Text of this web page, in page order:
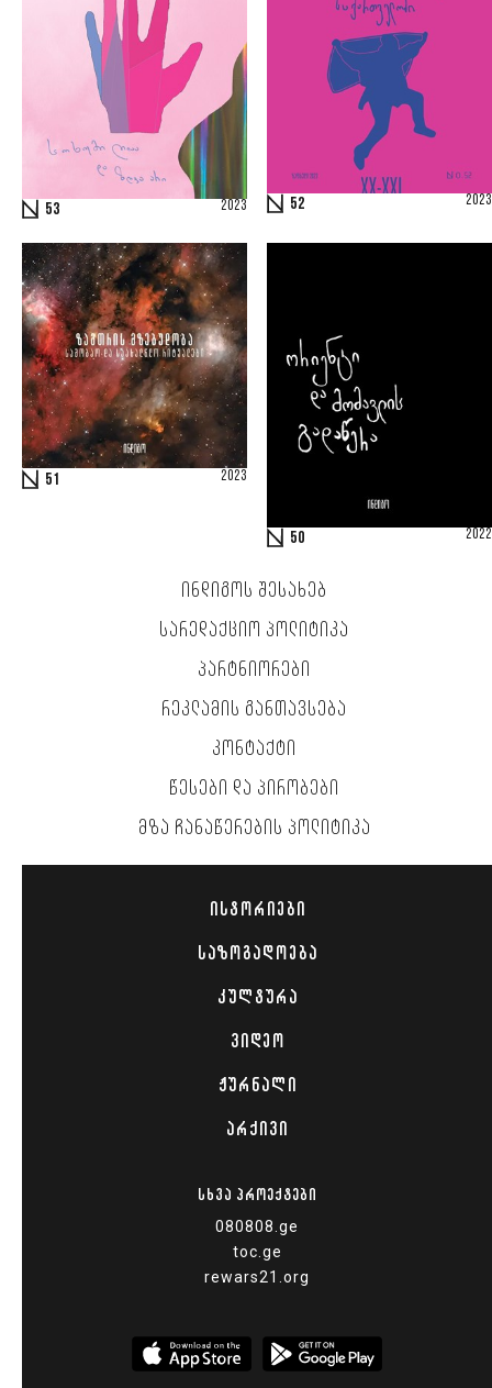
53 2023 52 2023
51 2023
50 2022
ᲘᲜᲓᲘᲒᲝᲡ ᲨᲔᲡᲐᲮᲔᲑ
ᲡᲐᲠᲔᲓᲐᲥᲪᲘᲝ ᲞᲝᲚᲘᲢᲘᲙᲐ
ᲞᲐᲠᲢᲜᲘᲝᲠᲔᲑᲘ
ᲠᲔᲙᲚᲐᲛᲘᲡ ᲒᲐᲜᲗᲐᲕᲡᲔᲑᲐ
ᲙᲝᲜᲢᲐᲥᲢᲘ
ᲬᲔᲡᲔᲑᲘ ᲓᲐ ᲞᲘᲠᲝᲑᲔᲑᲘ
ᲛᲖᲐ ᲩᲐᲜᲐᲬᲔᲠᲔᲑᲘᲡ ᲞᲝᲚᲘᲢᲘᲙᲐ
ᲘᲡᲢᲝᲠᲘᲔᲑᲘ
ᲡᲐᲖᲝᲒᲐᲓᲝᲔᲑᲐ
ᲙᲣᲚᲢᲣᲠᲐ
ᲕᲘᲓᲔᲝ
ᲟᲣᲠᲜᲐᲚᲘ
ᲐᲠᲥᲘᲕᲘ
ᲡᲮᲕᲐ ᲞᲠᲝᲔᲥᲢᲔᲑᲘ
080808.ge
toc.ge
rewars21.org